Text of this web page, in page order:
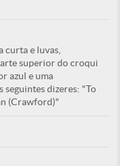
curta e luvas,
superior do croqui
azul e uma
dizeres: "To
(Crawford)"